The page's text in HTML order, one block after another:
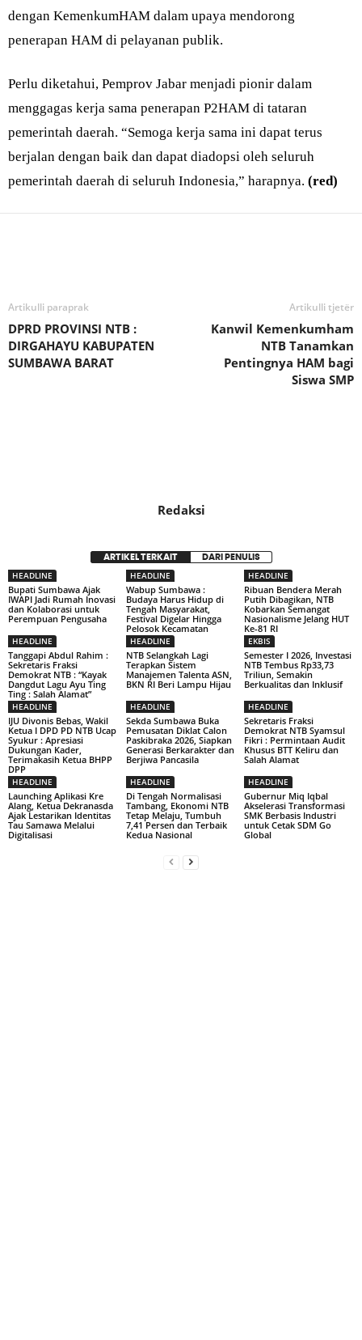
dengan KemenkumHAM dalam upaya mendorong
penerapan HAM di pelayanan publik.
Perlu diketahui, Pemprov Jabar menjadi pionir dalam
menggagas kerja sama penerapan P2HAM di tataran
pemerintah daerah. “Semoga kerja sama ini dapat terus
berjalan dengan baik dan dapat diadopsi oleh seluruh
pemerintah daerah di seluruh Indonesia,” harapnya. (red)
Artikulli paraprak
DPRD PROVINSI NTB :
DIRGAHAYU KABUPATEN
SUMBAWA BARAT
Artikulli tjetër
Kanwil Kemenkumham
NTB Tanamkan
Pentingnya HAM bagi
Siswa SMP
Redaksi
ARTIKEL TERKAIT DARI PENULIS
HEADLINE
Bupati Sumbawa Ajak
IWAPI Jadi Rumah Inovasi
dan Kolaborasi untuk
Perempuan Pengusaha
HEADLINE
Wabup Sumbawa :
Budaya Harus Hidup di
Tengah Masyarakat,
Festival Digelar Hingga
Pelosok Kecamatan
HEADLINE
Ribuan Bendera Merah
Putih Dibagikan, NTB
Kobarkan Semangat
Nasionalisme Jelang HUT
Ke-81 RI
HEADLINE
Tanggapi Abdul Rahim :
Sekretaris Fraksi
Demokrat NTB : “Kayak
Dangdut Lagu Ayu Ting
Ting : Salah Alamat”
HEADLINE
NTB Selangkah Lagi
Terapkan Sistem
Manajemen Talenta ASN,
BKN RI Beri Lampu Hijau
EKBIS
Semester I 2026, Investasi
NTB Tembus Rp33,73
Triliun, Semakin
Berkualitas dan Inklusif
HEADLINE
IJU Divonis Bebas, Wakil
Ketua I DPD PD NTB Ucap
Syukur : Apresiasi
Dukungan Kader,
Terimakasih Ketua BHPP
DPP
HEADLINE
Sekda Sumbawa Buka
Pemusatan Diklat Calon
Paskibraka 2026, Siapkan
Generasi Berkarakter dan
Berjiwa Pancasila
HEADLINE
Sekretaris Fraksi
Demokrat NTB Syamsul
Fikri : Permintaan Audit
Khusus BTT Keliru dan
Salah Alamat
HEADLINE
Launching Aplikasi Kre
Alang, Ketua Dekranasda
Ajak Lestarikan Identitas
Tau Samawa Melalui
Digitalisasi
HEADLINE
Di Tengah Normalisasi
Tambang, Ekonomi NTB
Tetap Melaju, Tumbuh
7,41 Persen dan Terbaik
Kedua Nasional
HEADLINE
Gubernur Miq Iqbal
Akselerasi Transformasi
SMK Berbasis Industri
untuk Cetak SDM Go
Global